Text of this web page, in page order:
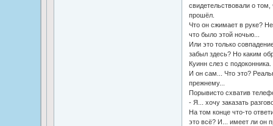
свидетельствовали о
прошёл.
Что он сжимает в руке?
что было этой ночью...
Или это только
забыл здесь? Но каким
Куинн слез с
И он сам... Что это?
прежнему...
Порывисто схватив
- Я... хочу заказать
На том конце что-то
это всё? И... имеет ли он